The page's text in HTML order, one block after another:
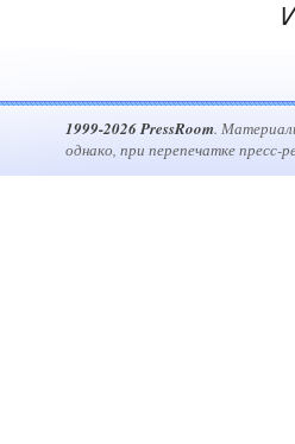
1999-2026 PressRoom.
однако, при перепечатке пресс-